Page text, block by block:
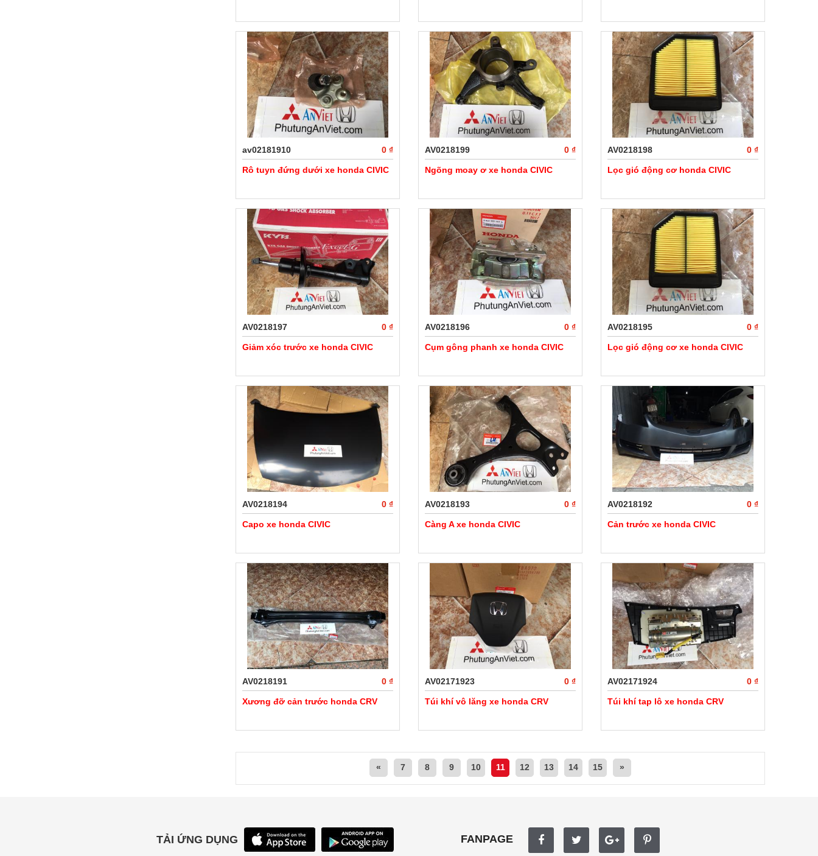
av02181910 0 ₫
Rô tuyn đứng dưới xe honda CIVIC
AV0218199 0 ₫
Ngõng moay ơ xe honda CIVIC
AV0218198 0 ₫
Lọc gió động cơ honda CIVIC
AV0218197 0 ₫
Giảm xóc trước xe honda CIVIC
AV0218196 0 ₫
Cụm gông phanh xe honda CIVIC
AV0218195 0 ₫
Lọc gió động cơ xe honda CIVIC
AV0218194 0 ₫
Capo xe honda CIVIC
AV0218193 0 ₫
Càng A xe honda CIVIC
AV0218192 0 ₫
Cản trước xe honda CIVIC
AV0218191 0 ₫
Xương đỡ cản trước honda CRV
AV02171923 0 ₫
Túi khí vô lăng xe honda CRV
AV02171924 0 ₫
Túi khí tap lô xe honda CRV
« 7 8 9 10 11 12 13 14 15 »
TẢI ỨNG DỤNG FANPAGE